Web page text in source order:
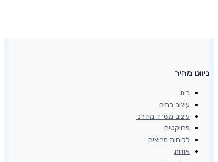
ניווט מהיר
בית
עיצוב בתים
עיצוב משרד מודרני
פרויקטים
לקוחות מרוצים
אודות